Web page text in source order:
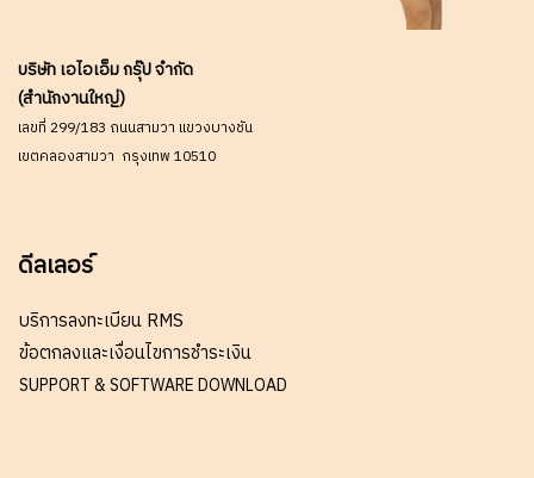
บริษัท เอไอเอ็ม กรุ๊ป จำกัด
(สำนักงานใหญ่)
เลขที่ 299/183 ถนนสามวา แขวงบางชัน
เขตคลองสามวา กรุงเทพ 10510
ดีลเลอร์
บริการลงทะเบียน RMS
ข้อตกลงและเงื่อนไขการชำระเงิน
SUPPORT & SOFTWARE DOWNLOAD